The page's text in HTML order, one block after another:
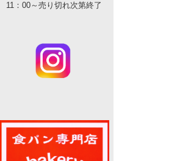
11：00～売り切れ次第終了